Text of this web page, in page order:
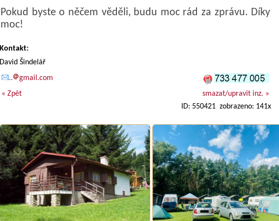
Pokud byste o něčem věděli, budu moc rád za zprávu. Díky
moc!
Kontakt:
David Šindelář
..
gmail.com
smazat/upravit inz. »
« Zpět
ID: 550421 zobrazeno: 141x